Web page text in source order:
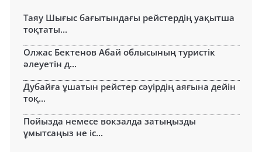
Таяу Шығыс бағытындағы рейстердің уақытша
тоқтаты...
Олжас Бектенов Абай облысының туристік
әлеуетін д...
Дубайға ұшатын рейстер сәуірдің аяғына дейін
тоқ...
Пойызда немесе вокзалда затыңызды
ұмытсаңыз не іс...